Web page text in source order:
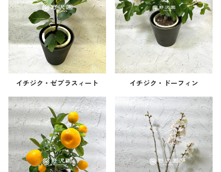
イチジク・ゼブラスィート イチジク・ドーフィン